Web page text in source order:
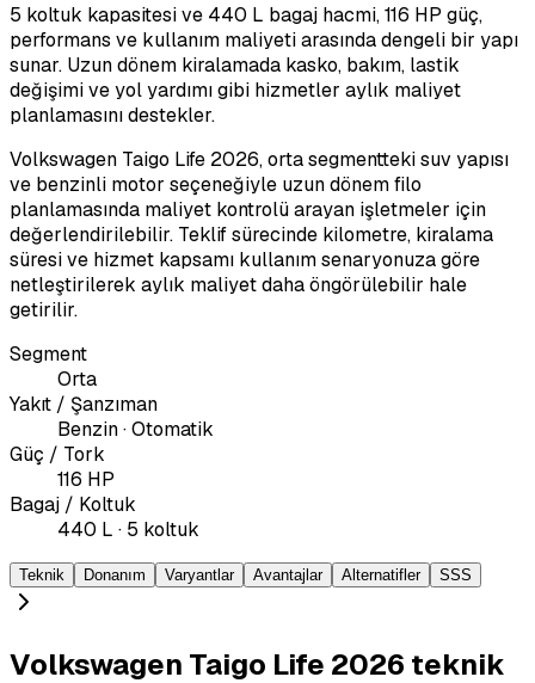
5 koltuk kapasitesi ve 440 L bagaj hacmi, 116 HP güç,
performans ve kullanım maliyeti arasında dengeli bir yapı
sunar. Uzun dönem kiralamada kasko, bakım, lastik
değişimi ve yol yardımı gibi hizmetler aylık maliyet
planlamasını destekler.
Volkswagen Taigo Life 2026, orta segmentteki suv yapısı
ve benzinli motor seçeneğiyle uzun dönem filo
planlamasında maliyet kontrolü arayan işletmeler için
değerlendirilebilir. Teklif sürecinde kilometre, kiralama
süresi ve hizmet kapsamı kullanım senaryonuza göre
netleştirilerek aylık maliyet daha öngörülebilir hale
getirilir.
Segment
Orta
Yakıt / Şanzıman
Benzin · Otomatik
Güç / Tork
116 HP
Bagaj / Koltuk
440 L · 5 koltuk
Teknik Donanım Varyantlar Avantajlar Alternatifler SSS
Volkswagen Taigo Life 2026 teknik